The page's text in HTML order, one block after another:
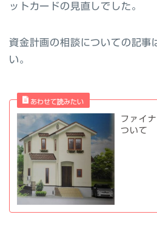
ットカードの見直しでした。
資金計画の相談についての記事
い。
ファイ
ついて